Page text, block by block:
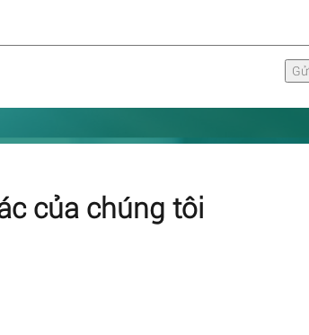
của chúng tôi